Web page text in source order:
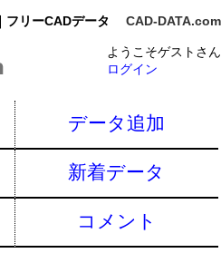
フリーCADデータ CAD-DATA.com
ようこそゲストさん
ログイン
データ追加
新着データ
コメント